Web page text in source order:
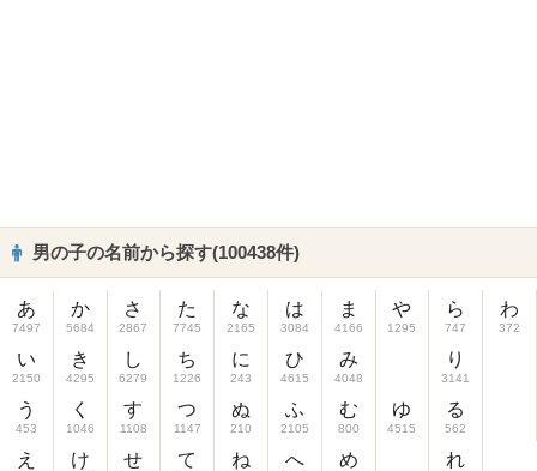
男の子の名前から探す(100438件)
あ
7497
い
2150
う
453
え
か
5684
き
4295
く
1046
け
さ
2867
し
6279
す
1108
せ
た
7745
ち
1226
つ
1147
て
な
2165
に
243
ぬ
210
ね
は
3084
ひ
4615
ふ
2105
へ
ま
4166
み
4048
む
800
め
や
1295
ゆ
4515
ら
747
り
3141
る
562
れ
わ
372